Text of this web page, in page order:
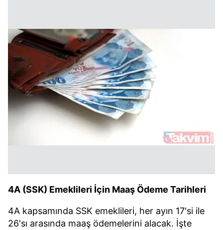
4A (SSK) Emeklileri İçin Maaş Ödeme Tarihleri
4A kapsamında SSK emeklileri, her ayın 17'si ile
26'sı arasında maaş ödemelerini alacak. İşte